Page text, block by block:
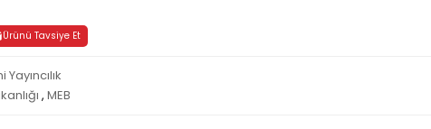
Ürünü Tavsiye Et
, MEB